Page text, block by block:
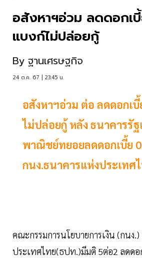
อสังหาฯอ่วม ลดดอกเ
แบงก์ไม่ปล่อยกู้
By ฐานเศรษฐกิจ
24 ต.ค. 67 | 23:45 น.
อสังหาฯอ่วม ต่อ ลดดอกเบี้
ไม่ปล่อยกู้ หลัง ธนาคารรั
พาณิชย์ทยอยลดดอกเบี้ย
กนง.ธนาคารแห่งประเทศ
คณะกรรมการนโยบายการเงิน (กนง
ประเทศไทย(ธปท.)มีมติ 5ต่อ2 ลดดอ